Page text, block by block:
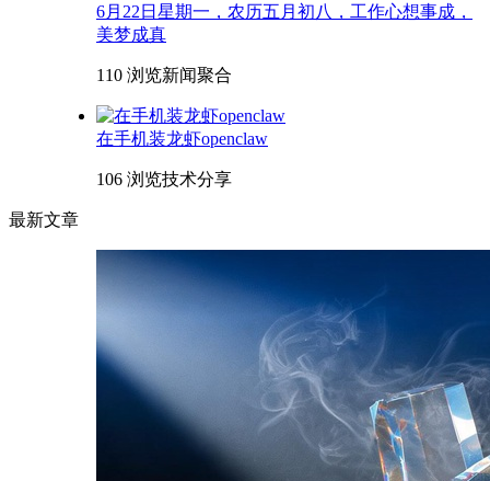
6月22日星期一，农历五月初八，工作心想事成，
美梦成真
110 浏览新闻聚合
在手机装龙虾openclaw
106 浏览技术分享
最新文章